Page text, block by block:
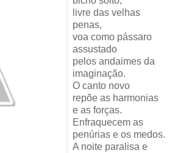
livre das velhas
penas,
voa como pássaro
assustado
pelos andaimes da
imaginação.
O canto novo
repõe as harmonias
e as forças.
Enfraquecem as
penúrias e os medos.
A noite paralisa e